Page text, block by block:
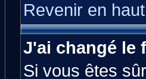
Revenir en
J'ai changé le
Si vous êtes